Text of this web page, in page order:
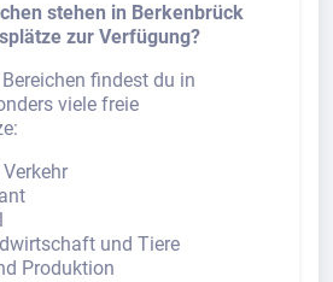
stehen in Berkenbrück
zur Verfügung?
findest du in
viele freie
und Tiere
Produktion